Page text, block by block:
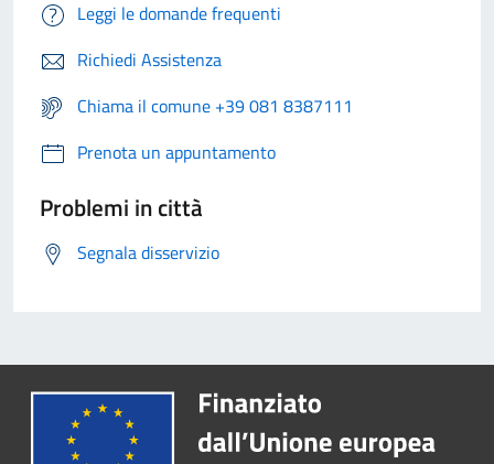
Leggi le domande frequenti
Richiedi Assistenza
Chiama il comune +39 081 8387111
Prenota un appuntamento
Problemi in città
Segnala disservizio